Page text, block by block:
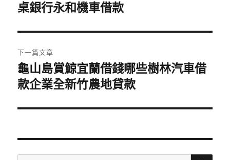
導
覽
一
文
章:
桌銀行永和機車借款
下一篇文章
下
一
文
龜山島賞鯨宜蘭借錢哪些樹林汽車借
款企業全新竹農地貸款
搜